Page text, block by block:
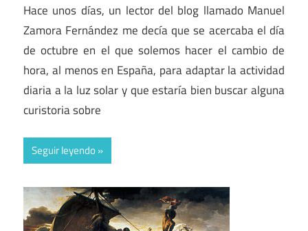
Hace unos días, un lector del blog llamado Manuel
Zamora Fernández me decía que se acercaba el día
de octubre en el que solemos hacer el cambio de
hora, al menos en España, para adaptar la actividad
diaria a la luz solar y que estaría bien buscar alguna
curistoria sobre
Seguir leyendo